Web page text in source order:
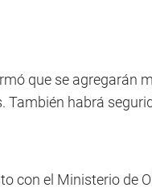
que se agregarán
También habrá
con el Ministerio de